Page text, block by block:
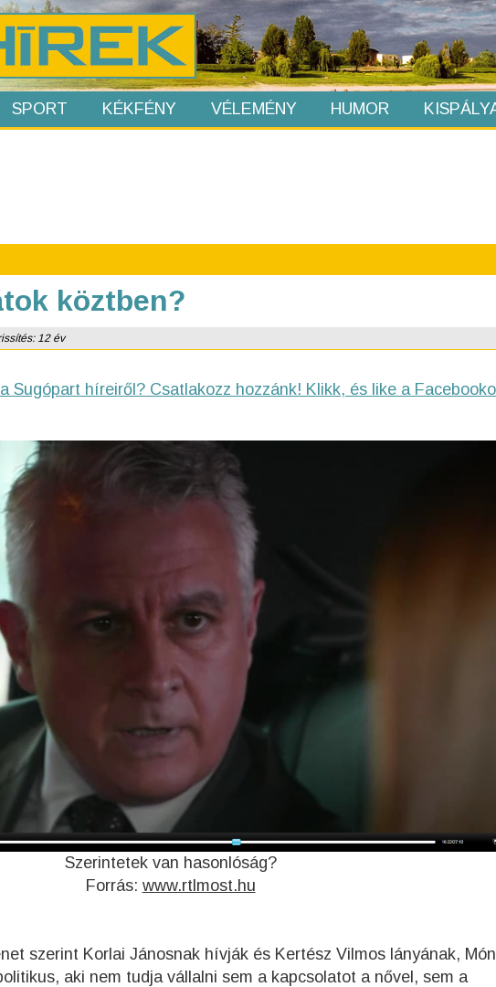
SPORT KÉKFÉNY VÉLEMÉNY HUMOR
köztben?
12 év
Sugópart híreiről? Csatlakozz hozzánk! Klikk, és like a
Szerintetek van hasonlóság?
Forrás: www.rtlmost.hu
szerint Korlai Jánosnak hívják és Kertész Vilmos lányának,
aki nem tudja vállalni sem a kapcsolatot a nővel, sem a